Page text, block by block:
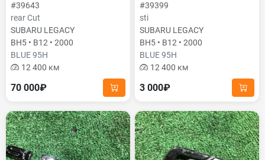
#39643
rear Cut
SUBARU LEGACY
BH5 • B12 • 2000
BLUE 95H
12 400 км
70 000₽
#39399
sti
SUBARU LEGACY
BH5 • B12 • 2000
BLUE 95H
12 400 км
3 000₽